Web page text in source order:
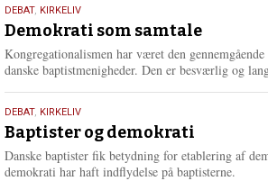
18.
maj
2026
DEBAT, KIRKELIV
Demokrati som samtale
Kongregationalismen har været den
danske baptistmenigheder. Den er besværlig og
18.
maj
2026
DEBAT, KIRKELIV
Baptister og demokrati
Danske baptister fik betydning for etablering af
demokrati har haft indflydelse på baptisterne.